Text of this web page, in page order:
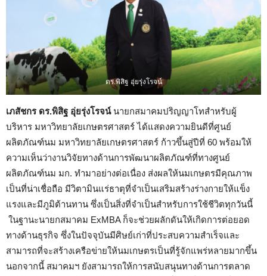
ดร.พิสิฐ อุ่ยรุ่งโรจน์
เภสัชกร ดร.พิสิฐ อุ่ยรุ่งโรจน์นายกสมาคมปริญญาโทสำหรับผู้
บริหาร มหาวิทยาลัยเกษตรศาสตร์ ได้แสดงความยินดีที่ศูนย์
ผลิตภัณฑ์นม มหาวิทยาลัยเกษตรศาสตร์ ก้าวขึ้นสู่ปีที่ 60 พร้อมให้
ความเห็นว่างานวิจัยทางด้านการพัฒนาผลิตภัณฑ์ที่ทางศูนย์
ผลิตภัณฑ์นม มก. ทำมาอย่างต่อเนื่อง ส่งผลให้นมเกษตรมีคุณภาพ
เป็นที่น่าเชื่อถือ มีวิตามินแร่ธาตุที่จำเป็นเสริมสร้างร่างกายให้แข็ง
แรงและมีภูมิต้านทาน ซึ่งเป็นสิ่งที่จำเป็นสำหรับการใช้ชีวิตทุกวันนี้
ในฐานะนายกสมาคม ExMBA ก็จะช่วยผลักดันให้เกิดการต่อยอด
ทางด้านธุรกิจ ซึ่งในปัจจุบันมีศิษย์เก่าที่ประสบความสำเร็จและ
สามารถที่จะสร้างเครือข่ายให้นมเกษตรเป็นที่รู้จักแพร่หลายมากขึ้น
นอกจากนี้ สมาคมฯ ยังสามารถให้การสนับสนุนทางด้านการตลาด